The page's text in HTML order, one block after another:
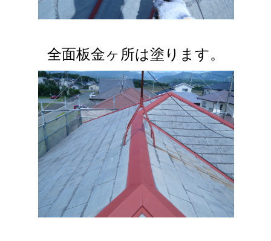
全面板金ヶ所は塗ります。